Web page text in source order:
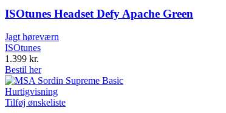
ISOtunes Headset Defy Apache Green
Jagt høreværn
ISOtunes
1.399 kr.
Bestil her
Hurtigvisning
Tilføj ønskeliste